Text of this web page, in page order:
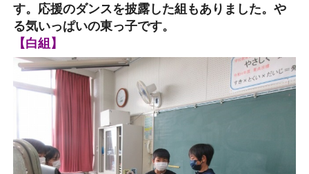
す。応援のダンスを披露した組もありました。や
る気いっぱいの東っ子です。
【白組】